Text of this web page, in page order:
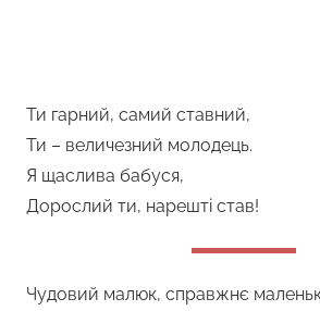
Ти гарний, самий ставний,
Ти – величезний молодець.
Я щаслива бабуся,
Дорослий ти, нарешті став!
Чудовий малюк, справжнє